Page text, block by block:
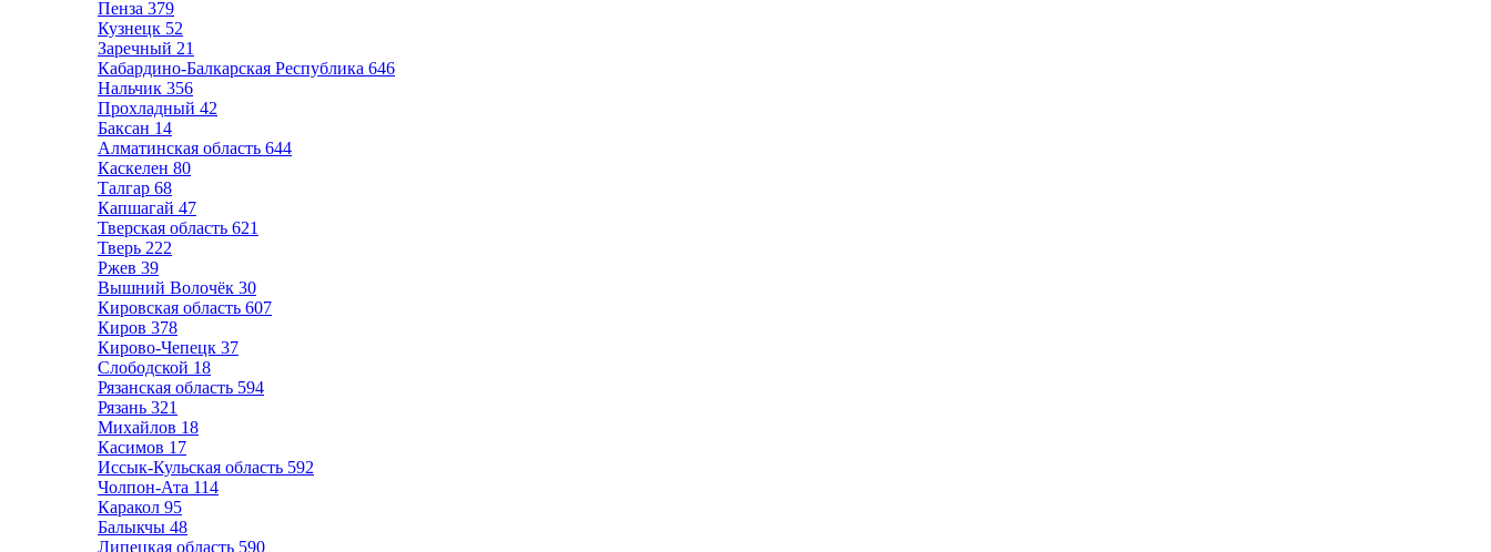
Пенза 379
Кузнецк 52
Заречный 21
Кабардино-Балкарская Республика 646
Нальчик 356
Прохладный 42
Баксан 14
Алматинская область 644
Каскелен 80
Талгар 68
Капшагай 47
Тверская область 621
Тверь 222
Ржев 39
Вышний Волочёк 30
Кировская область 607
Киров 378
Кирово-Чепецк 37
Слободской 18
Рязанская область 594
Рязань 321
Михайлов 18
Касимов 17
Иссык-Кульская область 592
Чолпон-Ата 114
Каракол 95
Балыкчы 48
Липецкая область 590